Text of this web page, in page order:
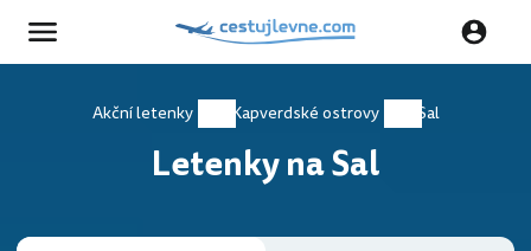
Akční letenky Kapverdské ostrovy Sal
Letenky na Sal